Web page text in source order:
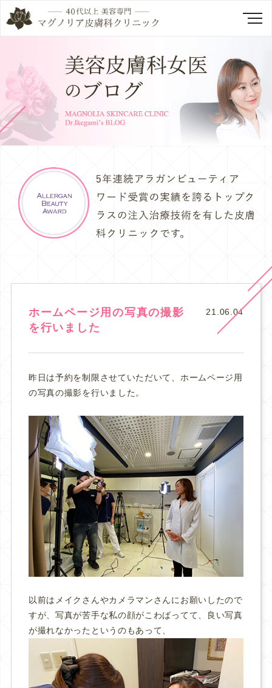
ホームページ用の写真の撮影
を行いました
21.06.04
昨日は予約を制限させていただいて、ホームページ用
の写真の撮影を行いました。
以前はメイクさんやカメラマンさんにお願いしたので
すが、写真が苦手な私の顔がこわばってて、良い写真
が撮れなかったというのもあって、